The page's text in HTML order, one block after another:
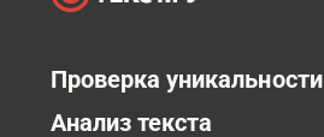
Проверка уникальности
Анализ текста